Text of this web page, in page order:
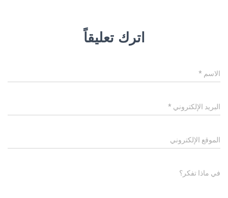
اترك تعليقاً
الاسم *
البريد الإلكتروني *
الموقع الإلكتروني
في ماذا تفكر؟